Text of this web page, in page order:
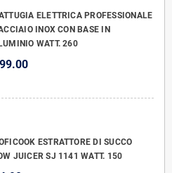
ELETTRICA PROFESSIONALE
ACCIAIO INOX CON BASE IN
WATT. 260
ESTRATTORE DI SUCCO
JUICER SJ 1141 WATT. 150